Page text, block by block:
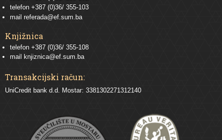
telefon +387 (0)36/ 355-103
mail referada@ef.sum.ba
Knjižnica
telefon +387 (0)36/ 355-108
mail
knjiznica@ef.sum.ba
Transakcijski račun:
UniCredit bank d.d. Mostar: 3381302271312140